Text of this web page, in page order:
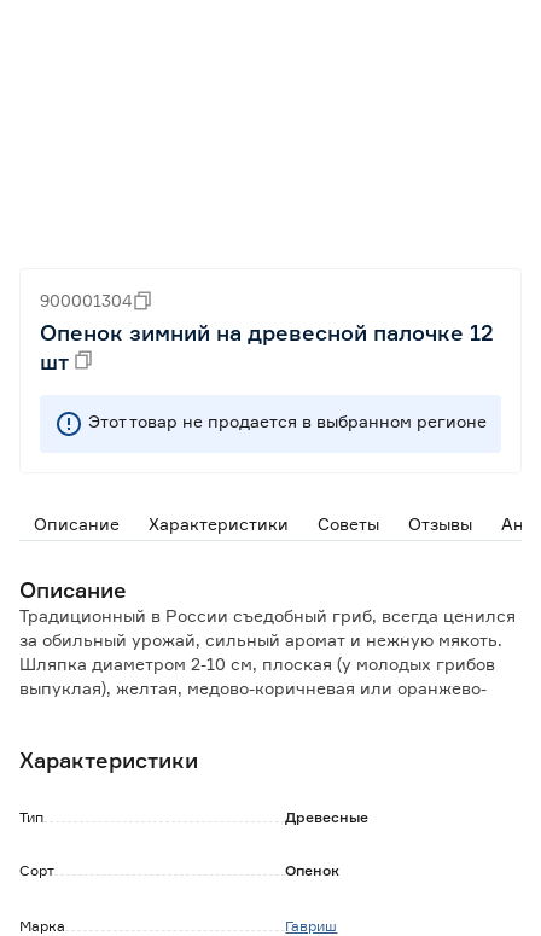
900001304
Опенок зимний на древесной палочке 12
шт
Этот товар не продается в выбранном регионе
Описание Характеристики Советы Отзывы
Описание
Традиционный в России съедобный гриб, всегда ценился
за обильный урожай, сильный аромат и нежную мякоть.
Шляпка диаметром 2-10 см, плоская (у молодых грибов
выпуклая), желтая, медово-коричневая или оранжево-
Ножка трубчатая, плотная, характерного бархатисто-
Перед употреблением опята рекомендуется отварить и
отваривать не обязательно.
Характеристики
Тип Древесные
Сорт Опенок
Марка Гавриш